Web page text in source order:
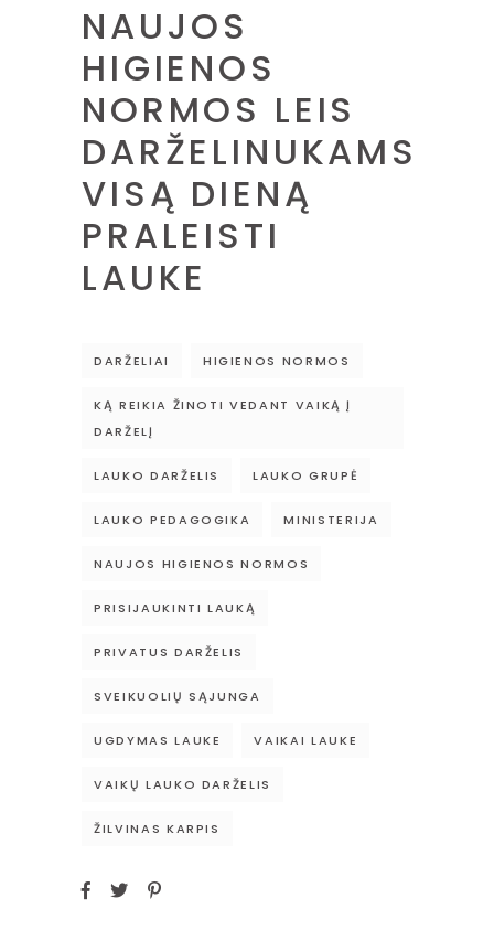
NAUJOS
HIGIENOS
NORMOS LEIS
DARŽELINUKAMS
VISĄ DIENĄ
PRALEISTI
LAUKE
DARŽELIAI HIGIENOS NORMOS
KĄ REIKIA ŽINOTI VEDANT VAIKĄ Į
DARŽELĮ
LAUKO DARŽELIS LAUKO GRUPĖ
LAUKO PEDAGOGIKA MINISTERIJA
NAUJOS HIGIENOS NORMOS
PRISIJAUKINTI LAUKĄ
PRIVATUS DARŽELIS
SVEIKUOLIŲ SĄJUNGA
UGDYMAS LAUKE VAIKAI LAUKE
VAIKŲ LAUKO DARŽELIS
ŽILVINAS KARPIS